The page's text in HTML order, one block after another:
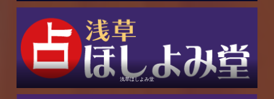
浅草ほしよみ堂